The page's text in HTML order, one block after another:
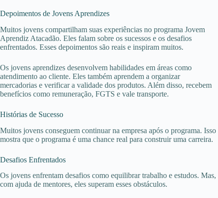
Depoimentos de Jovens Aprendizes
Muitos jovens compartilham suas experiências no programa Jovem
Aprendiz Atacadão. Eles falam sobre os sucessos e os desafios
enfrentados. Esses depoimentos são reais e inspiram muitos.
Os jovens aprendizes desenvolvem habilidades em áreas como
atendimento ao cliente. Eles também aprendem a organizar
mercadorias e verificar a validade dos produtos. Além disso, recebem
benefícios como remuneração, FGTS e vale transporte.
Histórias de Sucesso
Muitos jovens conseguem continuar na empresa após o programa. Isso
mostra que o programa é uma chance real para construir uma carreira.
Desafios Enfrentados
Os jovens enfrentam desafios como equilibrar trabalho e estudos. Mas,
com ajuda de mentores, eles superam esses obstáculos.